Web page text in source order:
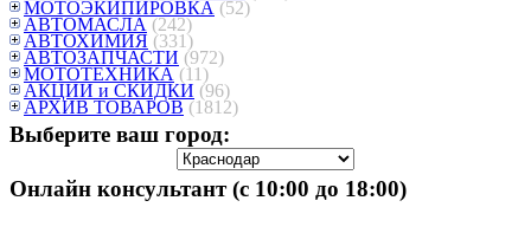
МОТОЭКИПИРОВКА (52)
АВТОМАСЛА (242)
АВТОХИМИЯ (331)
АВТОЗАПЧАСТИ (972)
МОТОТЕХНИКА (11)
АКЦИИ и СКИДКИ (96)
АРХИВ ТОВАРОВ (1812)
Выберите ваш город:
Онлайн консультант (с 10:00 до 18:00)